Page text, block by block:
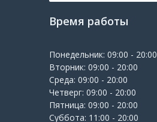
Время работы
Понедельник: 09:00 - 20:00
Вторник: 09:00 - 20:00
Среда: 09:00 - 20:00
Четверг: 09:00 - 20:00
Пятница: 09:00 - 20:00
Суббота: 11:00 - 20:00